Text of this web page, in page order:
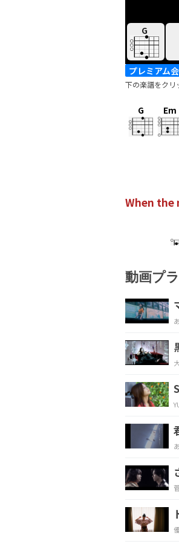
G
プレミアム
下の楽譜をクリ
G Em
When the
No, I
Just as
And
Oh now
動画プ